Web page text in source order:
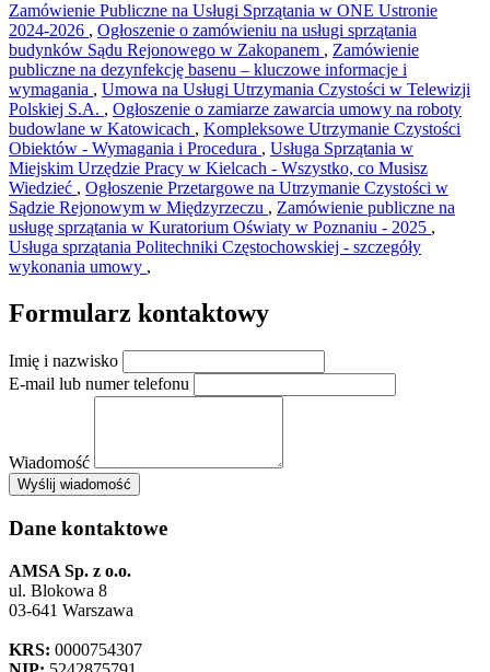
Zamówienie Publiczne na Usługi Sprzątania w ONE Ustronie
2024-2026 , Ogłoszenie o zamówieniu na usługi sprzątania
budynków Sądu Rejonowego w Zakopanem , Zamówienie
publiczne na dezynfekcję basenu – kluczowe informacje i
wymagania , Umowa na Usługi Utrzymania Czystości w Telewizji
Polskiej S.A. , Ogłoszenie o zamiarze zawarcia umowy na roboty
budowlane w Katowicach , Kompleksowe Utrzymanie Czystości
Obiektów - Wymagania i Procedura , Usługa Sprzątania w
Miejskim Urzędzie Pracy w Kielcach - Wszystko, co Musisz
Wiedzieć , Ogłoszenie Przetargowe na Utrzymanie Czystości w
Sądzie Rejonowym w Międzyrzeczu , Zamówienie publiczne na
usługę sprzątania w Kuratorium Oświaty w Poznaniu - 2025 ,
Usługa sprzątania Politechniki Częstochowskiej - szczegóły
wykonania umowy ,
Formularz kontaktowy
Imię i nazwisko
E-mail lub numer telefonu
Wiadomość
Wyślij wiadomośćAMSA Sp. z o.o. - ul. Blokowa 8, Warszawa
+
−
Dane kontaktowe
AMSA Sp. z o.o.
ul. Blokowa 8
03-641 Warszawa
KRS: 0000754307